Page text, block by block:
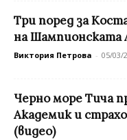
Три поред за
на Шампионската
Виктория Петрова - 05/03/
Черно море Тича
Академик и
(видео)